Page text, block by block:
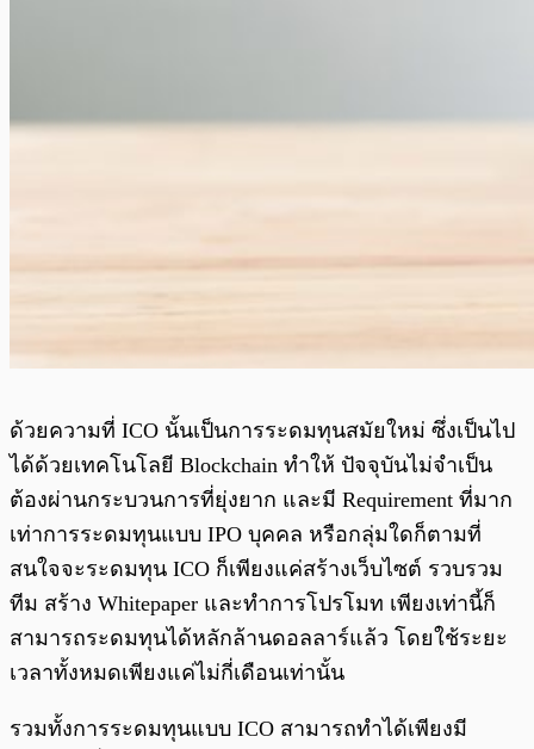
ด้วยความที่ ICO นั้นเป็นการระดมทุนสมัยใหม่ ซึ่งเป็นไป
ได้ด้วยเทคโนโลยี Blockchain ทำให้ ปัจจุบันไม่จำเป็น
ต้องผ่านกระบวนการที่ยุ่งยาก และมี Requirement ที่มาก
เท่าการระดมทุนแบบ IPO บุคคล หรือกลุ่มใดก็ตามที่
สนใจจะระดมทุน ICO ก็เพียงแค่สร้างเว็บไซต์ รวบรวม
ทีม สร้าง Whitepaper และทำการโปรโมท เพียงเท่านี้ก็
สามารถระดมทุนได้หลักล้านดอลลาร์แล้ว โดยใช้ระยะ
เวลาทั้งหมดเพียงแค่ไม่กี่เดือนเท่านั้น
รวมทั้งการระดมทุนแบบ ICO สามารถทำได้เพียงมี